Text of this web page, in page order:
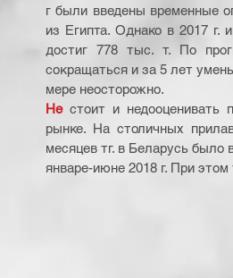
г были введены временные
из Египта. Однако в 2017 г.
достиг 778 тыс. т. По
сокращаться и за 5 лет
мере неосторожно.
Не стоит и недооценивать
рынке. На столичных
месяцев тг. в Беларусь было
январе-июне 2018 г. При